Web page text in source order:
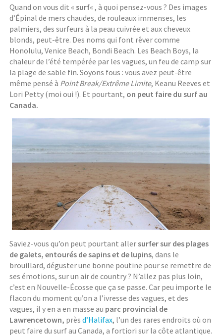
Quand on vous dit «surf« , à quoi pensez-vous ? Des images
d’Épinal de mers chaudes, de rouleaux immenses, les
palmiers, des surfeurs à la peau cuivrée et aux cheveux
blonds, peut-être. Des noms qui font rêver comme
Honolulu, Venice Beach, Bondi Beach. Les Beach Boys, la
chaleur de l’été tempérée par les vagues, un feu de camp sur
la plage de sable fin. Soyons fous : vous avez peut-être
même pensé à Point Break/Extrême Limite, Keanu Reeves et
Lori Petty (moi oui !). Et pourtant, on peut faire du surf au
Canada.
Saviez-vous qu’on peut pourtant allersurfer sur des plages
de galets, entourés de sapins et de lupins, dans le
brouillard, déguster une bonne poutine pour se remettre de
ses émotions, sur un air de country ? N’allez pas plus loin,
c’est en Nouvelle-Écosse que ça se passe. Car peu importe le
flacon du moment qu’on a l’ivresse des vagues, et des
vagues, il y en a en masse au parc provincial de
Lawrencetown, prèsd’Halifax, l’un des rares endroits où on
peut faire du surf au Canada, a fortiori sur la côte atlantique.